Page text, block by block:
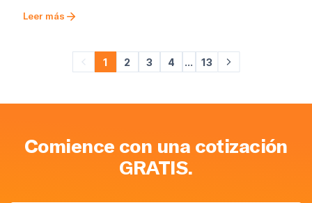
Leer más
1 2 3 4 ... 13
Comience con una cotización
GRATIS.